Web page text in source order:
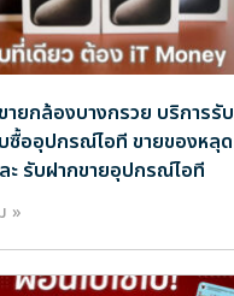
ายกล้องบางกรวย บริการรับ
ซื้ออุปกรณ์ไอที ขายของหลุด
ะ รับฝากขายอุปกรณ์ไอที
»